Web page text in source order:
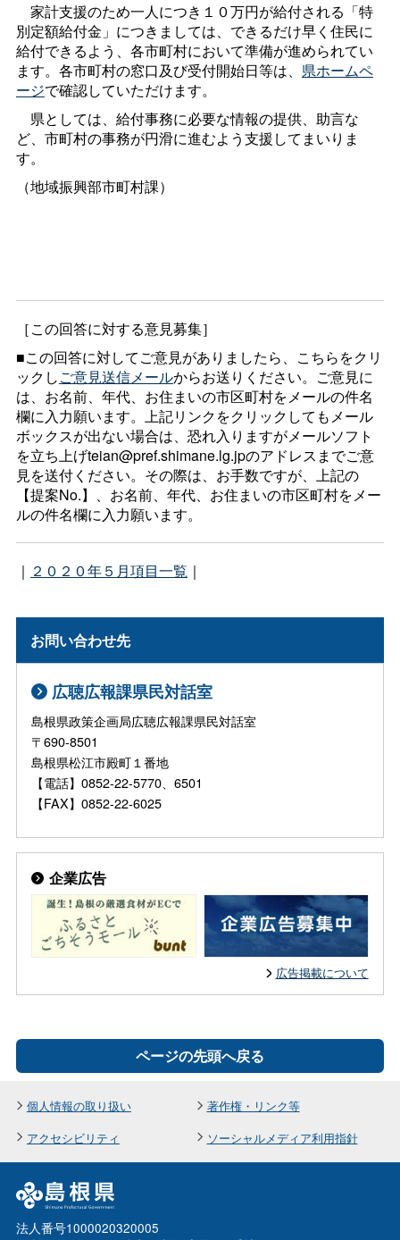
家計支援のため一人につき１０万円が給付される「特
別定額給付金」につきましては、できるだけ早く住民に
給付できるよう、各市町村において準備が進められてい
ます。各市町村の窓口及び受付開始日等は、 県ホームペ
ージで確認していただけます。
県としては、給付事務に必要な情報の提供、助言な
ど、市町村の事務が円滑に進むよう支援してまいりま
す。
（地域振興部市町村課）
［この回答に対する意見募集］
■この回答に対してご意見がありましたら、こちらをクリ
ックしご意見送信メールからお送りください。ご意見に
は、お名前、年代、お住まいの市区町村をメールの件名
欄に入力願います。上記リンクをクリックしてもメール
ボックスが出ない場合は、恐れ入りますがメールソフト
を立ち上げteian@pref.shimane.lg.jpのアドレスまでご意
見を送付ください。その際は、お手数ですが、上記の
【提案No.】、お名前、年代、お住まいの市区町村をメー
ルの件名欄に入力願います。
｜ ２０２０年５月項目一覧 ｜
お問い合わせ先
広聴広報課県民対話室
島根県政策企画局広聴広報課県民対話室
〒690-8501
島根県松江市殿町１番地
【電話】0852-22-5770、6501
【FAX】0852-22-6025
企業広告
広告掲載について
ページの先頭へ戻る
個人情報の取り扱い
著作権・リンク等
アクセシビリティ
ソーシャルメディア利用指針
法人番号1000020320005